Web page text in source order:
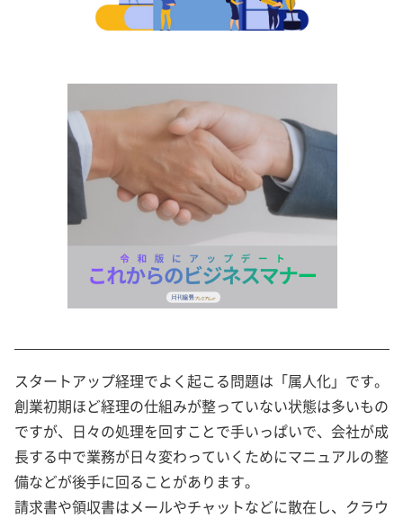
スタートアップ経理でよく起こる問題は「属人化」です。
創業初期ほど経理の仕組みが整っていない状態は多いもの
ですが、日々の処理を回すことで手いっぱいで、会社が成
長する中で業務が日々変わっていくためにマニュアルの整
備などが後手に回ることがあります。
請求書や領収書はメールやチャットなどに散在し、クラウ